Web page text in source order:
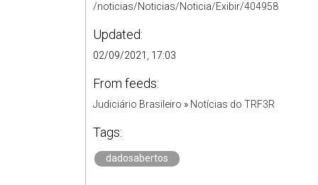
/noticias/Noticias/Noticia/Exibir/404958
Updated:
02/09/2021, 17:03
From feeds:
Judiciário Brasileiro » Notícias do TRF3R
Tags:
dadosabertos